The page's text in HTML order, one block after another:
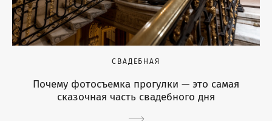
СВАДЕБНАЯ
Почему фотосъемка прогулки — это самая
сказочная часть свадебного дня